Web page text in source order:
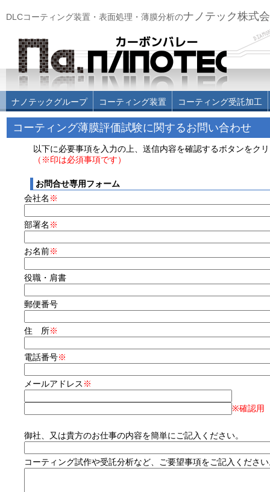
DLCコーティング装置・表面処理・薄膜分析のナノテック株式
ナノテックグループ コーティング装置 コーティング受託加工
コーティング薄膜評価試験に関するお問い合わせ
以下に必要事項を入力の上、送信内容を確認するボタンをク
（※印は必須事項です）
お問合せ専用フォーム
会社名 ※
部署名 ※
お名前※
役職・肩書
郵便番号
住 所※
電話番号※
メールアドレス ※
※確認用
御社、又は貴方のお仕事の内容を簡単にご記入ください。
コーティング試作や受託分析など、ご要望事項をご記入くださ